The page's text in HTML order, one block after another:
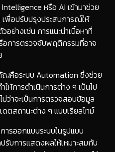
หรือ AI เข้ามาช่วย
พื่อปรับปรุงประสบการณ์ให้
อย่างเช่น การแนะนำเนื้อหาที่
อการตรวจจับพฤติกรรมที่อาจ
ญคือระบบ Automation ซึ่งช่วย
ห้การดำเนินการต่าง ๆ เป็นไป
ว่าจะเป็นการตรวจสอบข้อมูล
ตสถานะต่าง ๆ แบบเรียลไทม์
ออกแบบระบบในรูปแบบ
รับการแสดงผลให้เหมาะสมกับ